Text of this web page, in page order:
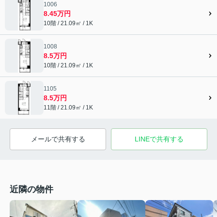
1006
8.45万円
10階 / 21.09㎡ / 1K
1008
8.5万円
10階 / 21.09㎡ / 1K
1105
8.5万円
11階 / 21.09㎡ / 1K
メールで共有する LINEで共有する
近隣の物件